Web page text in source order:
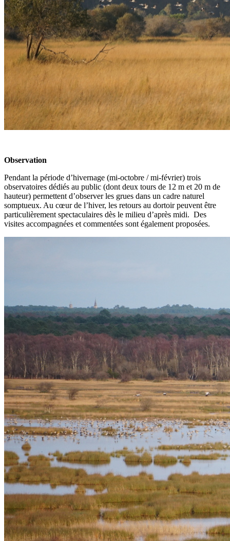
Observation
Pendant la période d’hivernage (mi-octobre / mi-février) trois
observatoires dédiés au public (dont deux tours de 12 m et 20 m de
hauteur) permettent d’observer les grues dans un cadre naturel
somptueux. Au cœur de l’hiver, les retours au dortoir peuvent être
particulièrement spectaculaires dès le milieu d’après midi. Des
visites accompagnées et commentées sont également proposées.